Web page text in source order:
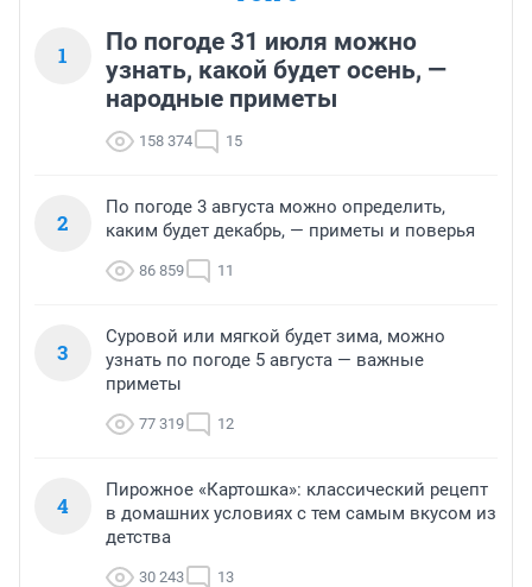
1
По погоде 31 июля можно
узнать, какой будет осень, —
народные приметы
158 374 15
2
По погоде 3 августа можно определить,
каким будет декабрь, — приметы и поверья
86 859 11
3
Суровой или мягкой будет зима, можно
узнать по погоде 5 августа — важные
приметы
77 319 12
4
Пирожное «Картошка»: классический рецепт
в домашних условиях с тем самым вкусом из
детства
30 243 13